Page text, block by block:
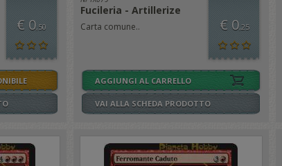
€ 0,50
Fucileria - Artillerize
Carta comune.. € 0,25
AGGIUNGI AL CARRELLO
VAI ALLA SCHEDA PRODOTTO